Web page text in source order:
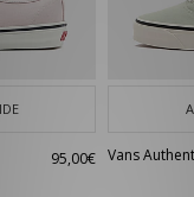
95,00€ Vans